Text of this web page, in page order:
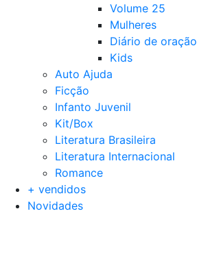
Volume 25
Mulheres
Diário de oração
Kids
Auto Ajuda
Ficção
Infanto Juvenil
Kit/Box
Literatura Brasileira
Literatura Internacional
Romance
+ vendidos
Novidades